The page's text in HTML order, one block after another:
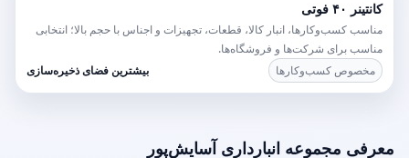
کانتینر ۴۰ فوتی
مناسب کسب‌وکارها، انبار کالا، قطعات، تجهیزات و اجناس با حجم بالا؛ انتخابی
مناسب برای شرکت‌ها و فروشگاه‌ها.
مخصوص کسب‌وکارها بیشترین فضای ذخیره‌سازی
معرفی مجموعه انبارداری آسایش‌پور